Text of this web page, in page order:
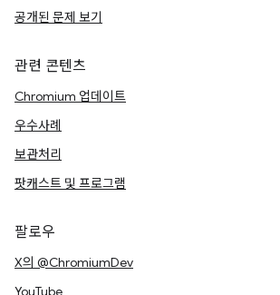
공개된 문제 보기
관련 콘텐츠
Chromium 업데이트
우수사례
보관처리
팟캐스트 및 프로그램
팔로우
X의 @ChromiumDev
YouTube